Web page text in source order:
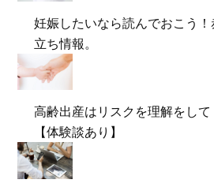
妊娠したいなら読んでおこう
立ち情報。
高齢出産はリスクを理解をして
【体験談あり】